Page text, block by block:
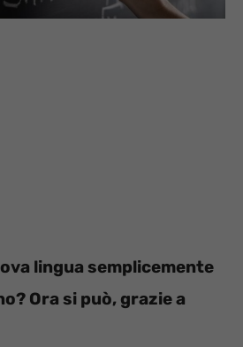
lingua semplicemente
Ora si può, grazie a